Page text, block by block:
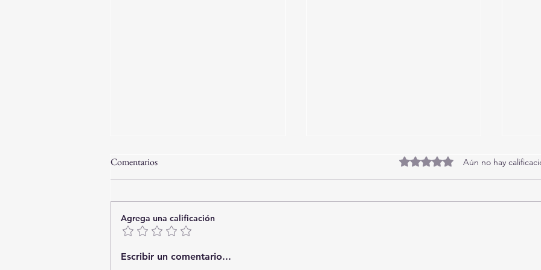
Playa Brava 6566-02-FRENTE
Comentarios Obtuvo 0 de 5 estrellas.
Aún no hay
Agrega una calificación
Escribir un comentario...